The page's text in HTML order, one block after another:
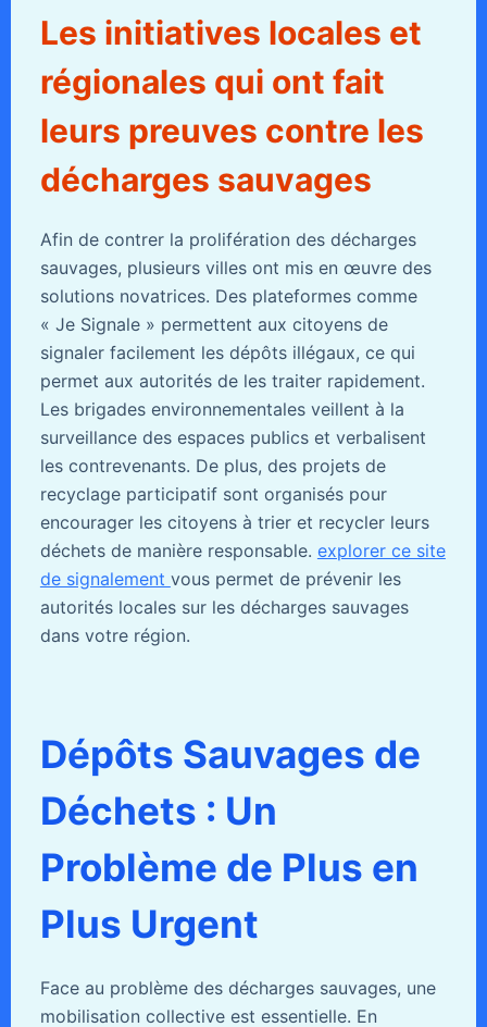
Les initiatives locales et
régionales qui ont fait
leurs preuves contre les
décharges sauvages
Afin de contrer la prolifération des décharges
sauvages, plusieurs villes ont mis en œuvre des
solutions novatrices. Des plateformes comme
« Je Signale » permettent aux citoyens de
signaler facilement les dépôts illégaux, ce qui
permet aux autorités de les traiter rapidement.
Les brigades environnementales veillent à la
surveillance des espaces publics et verbalisent
les contrevenants. De plus, des projets de
recyclage participatif sont organisés pour
encourager les citoyens à trier et recycler leurs
déchets de manière responsable. explorer ce site
de signalement vous permet de prévenir les
autorités locales sur les décharges sauvages
dans votre région.
Dépôts Sauvages de
Déchets : Un
Problème de Plus en
Plus Urgent
Face au problème des décharges sauvages, une
mobilisation collective est essentielle. En